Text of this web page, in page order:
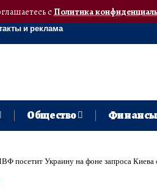
сПолитика
и реклама
Общество Финансы
посетит Украину на фоне запроса